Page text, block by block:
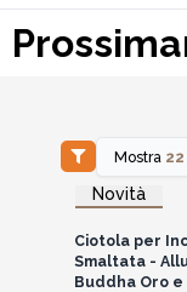
Mostra 22
Novità
Accedi per
i prezzi
Ciotola per
Smaltata -
Buddha Oro